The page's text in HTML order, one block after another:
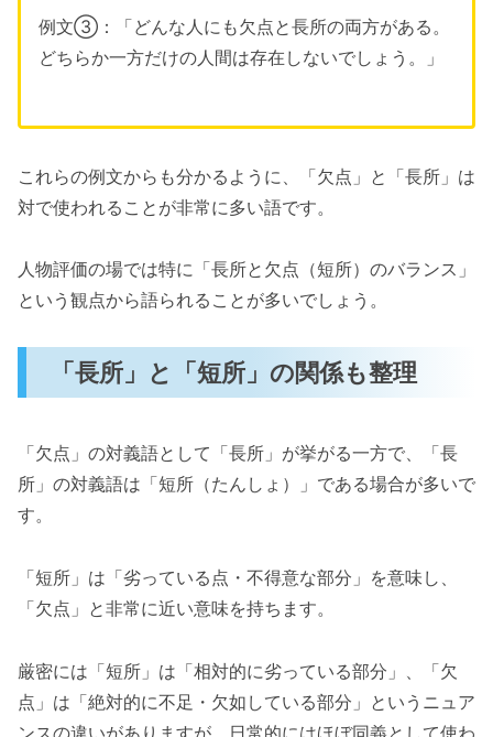
例文③：「どんな人にも欠点と長所の両方がある。
どちらか一方だけの人間は存在しないでしょう。」
これらの例文からも分かるように、「欠点」と「長所」は
対で使われることが非常に多い語です。
人物評価の場では特に「長所と欠点（短所）のバランス」
という観点から語られることが多いでしょう。
「長所」と「短所」の関係も整理
「欠点」の対義語として「長所」が挙がる一方で、「長
所」の対義語は「短所（たんしょ）」である場合が多いで
す。
「短所」は「劣っている点・不得意な部分」を意味し、
「欠点」と非常に近い意味を持ちます。
厳密には「短所」は「相対的に劣っている部分」、「欠
点」は「絶対的に不足・欠如している部分」というニュア
ンスの違いがありますが、日常的にはほぼ同義として使わ